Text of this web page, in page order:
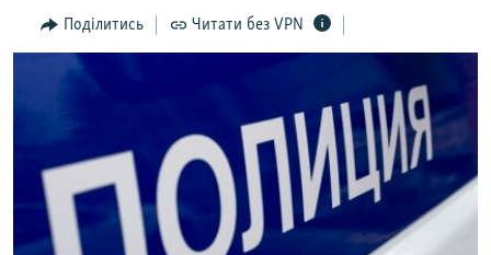
Перейти
до
пошуку
ПОГЛЯД
ІНТЕРВ'Ю
СПЕЦПРОЕКТИ
ДЕПОРТАЦІЯ
ВІДЕОУРОКИ «ELIFBE»
ЯК ОБІЙТИ БЛОКУВАННЯ
Русский
Поділитись Читати без VPN